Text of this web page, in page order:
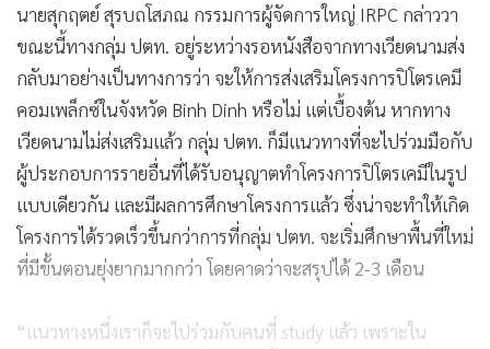
นายสุกฤตย์ สุรบถโสภณ กรรมการผู้จัดการใหญ่ IRPC กล่าววา
ขณะนี้ทางกลุ่ม ปตท. อยู่ระหว่างรอหนังสือจากทางเวียดนามส่ง
กลับมาอย่างเป็นทางการว่า จะให้การส่งเสริมโครงการปิโตรเคมี
คอมเพล็กซ์ในจังหวัด Binh Dinh หรือไม่ แต่เบื้องต้น หากทาง
เวียดนามไม่ส่งเสริมแล้ว กลุ่ม ปตท. ก็มีแนวทางที่จะไปร่วมมือกับ
ผู้ประกอบการรายอื่นที่ได้รับอนุญาตทำโครงการปิโตรเคมีในรูป
แบบเดียวกัน และมีผลการศึกษาโครงการแล้ว ซึ่งน่าจะทำให้เกิด
โครงการได้รวดเร็วขึ้นกว่าการที่กลุ่ม ปตท. จะเริ่มศึกษาพื้นที่ใหม่
ที่มีขั้นตอนยุ่งยากมากกว่า โดยคาดว่าจะสรุปได้ 2-3 เดือน
“แนวทางหนึ่งเราก็จะไปร่วมกับคนที่ study แล้ว เพราะใน